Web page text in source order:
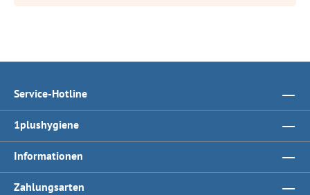
Service-Hotline
1plushygiene
Informationen
Zahlungsarten